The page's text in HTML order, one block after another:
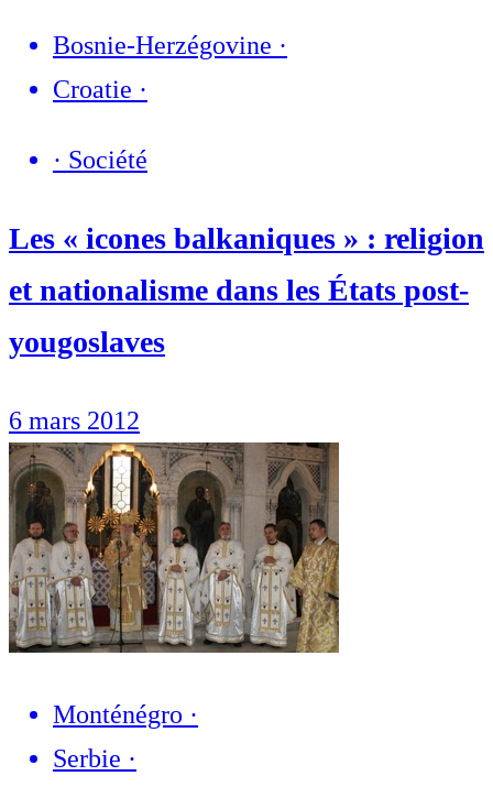
Bosnie-Herzégovine ·
Croatie ·
· Société
Les « icones balkaniques » : religion
et nationalisme dans les États post-
yougoslaves
6 mars 2012
Monténégro ·
Serbie ·